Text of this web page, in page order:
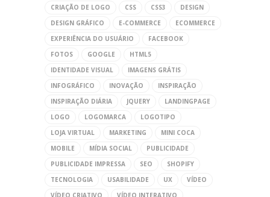
CRIAÇÃO DE LOGO
CSS CSS3
DESIGN
DESIGN GRÁFICO
E-COMMERCE
ECOMMERCE
EXPERIÊNCIA DO USUÁRIO
FACEBOOK
FOTOS
GOOGLE
HTML5
IDENTIDADE VISUAL
IMAGENS GRÁTIS
INFOGRÁFICO
INOVAÇÃO
INSPIRAÇÃO
INSPIRAÇÃO DIÁRIA
JQUERY
LANDINGPAGE
LOGO
LOGOMARCA
LOGOTIPO
LOJA VIRTUAL
MARKETING
MINI COCA
MOBILE
MÍDIA SOCIAL
PUBLICIDADE
PUBLICIDADE IMPRESSA
SEO
SHOPIFY
TECNOLOGIA
USABILIDADE UX
VÍDEO
VÍDEO CRIATIVO
VÍDEO INTERATIVO